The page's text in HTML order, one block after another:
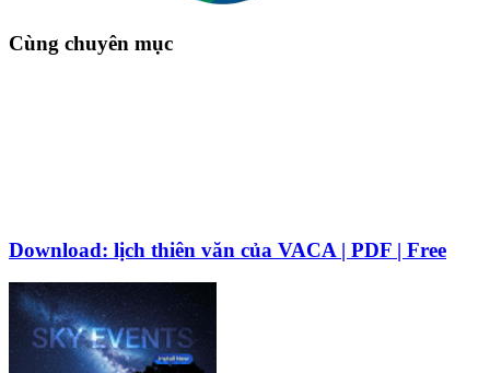
Cùng chuyên mục
Download: lịch thiên văn của VACA | PDF | Free